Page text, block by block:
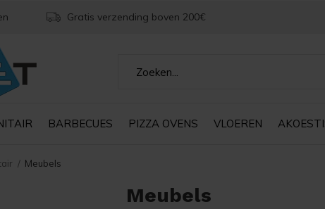
BARBECUES PIZZA OVENS VLOEREN
Gratis verzending boven 200€
Meubels
Meubels